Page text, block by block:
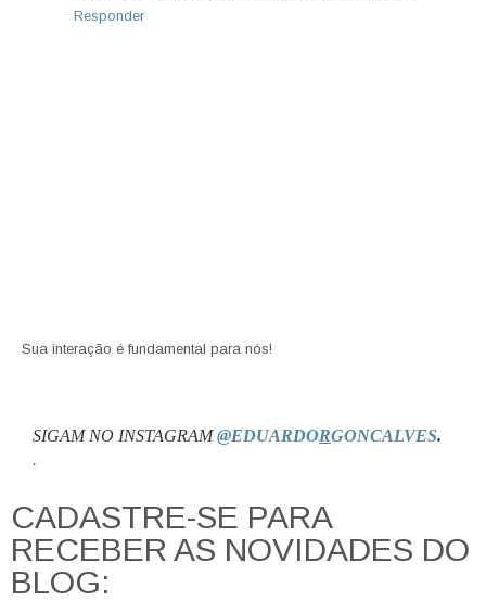
Responder
Sua interação é fundamental para nós!
SIGAM NO INSTAGRAM@EDUARDORGONCALVES.
.
CADASTRE-SE PARA
RECEBER AS NOVIDADES DO
BLOG: